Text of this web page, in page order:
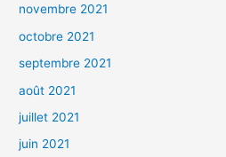
novembre 2021
octobre 2021
septembre 2021
août 2021
juillet 2021
juin 2021